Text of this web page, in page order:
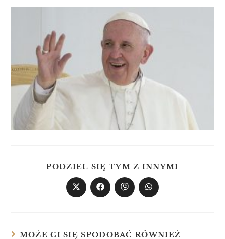
PODZIEL SIĘ TYM Z INNYMI
MOŻE CI SIĘ SPODOBAĆ RÓWNIEŻ